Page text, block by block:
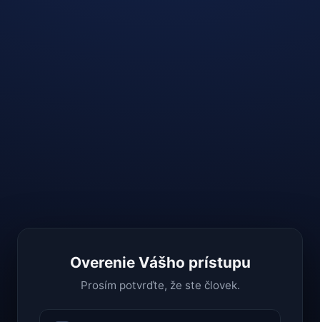
Overenie Vášho prístupu
Prosím potvrďte, že ste človek.